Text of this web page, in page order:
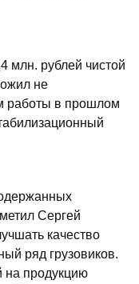
млн. рублей чистой
не
работы в прошлом
Сергей
качество
ряд грузовиков.
на продукцию